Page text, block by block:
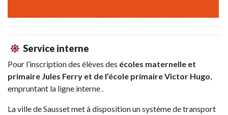
Service interne
Pour l’inscription des élèves des écoles maternelle et
primaire Jules Ferry et de l’école primaire Victor Hugo,
empruntant la ligne interne .
La ville de Sausset met à disposition un système de transport